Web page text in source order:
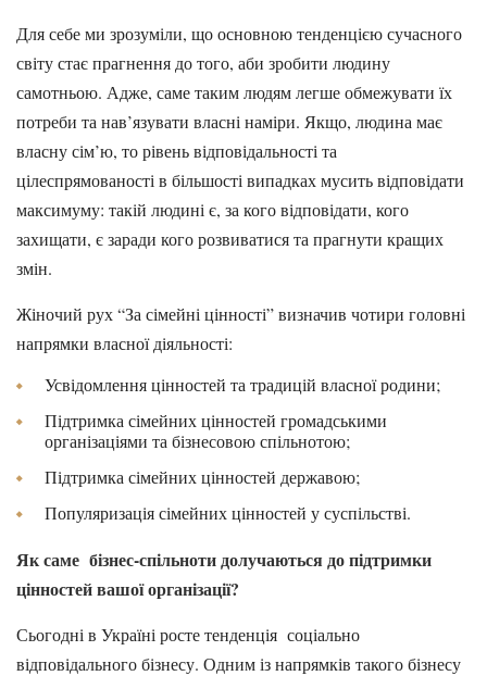
Для себе ми зрозуміли, що основною тенденцією сучасного
світу стає прагнення до того, аби зробити людину
самотньою. Адже, саме таким людям легше обмежувати їх
потреби та нав’язувати власні наміри. Якщо, людина має
власну сім’ю, то рівень відповідальності та
цілеспрямованості в більшості випадках мусить відповідати
максимуму: такій людині є, за кого відповідати, кого
захищати, є заради кого розвиватися та прагнути кращих
змін.
Жіночий рух “За сімейні цінності” визначив чотири головні
напрямки власної діяльності:
Усвідомлення цінностей та традицій власної родини;
Підтримка сімейних цінностей громадськими
організаціями та бізнесовою спільнотою;
Підтримка сімейних цінностей державою;
Популяризація сімейних цінностей у суспільстві.
Як саме бізнес-спільноти долучаються до підтримки
цінностей вашої організації?
Сьогодні в Україні росте тенденція соціально
відповідального бізнесу. Одним із напрямків такого бізнесу